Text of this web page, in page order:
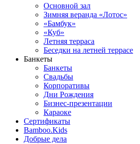
Основной зал
Зимняя веранда «Лотос»
«Бамбук»
«Куб»
Летняя терраса
Беседки на летней террасе
Банкеты
Банкеты
Свадьбы
Корпоративы
Дни Рождения
Бизнес-презентации
Караоке
Сертификаты
Bamboo.Kids
Добрые дела